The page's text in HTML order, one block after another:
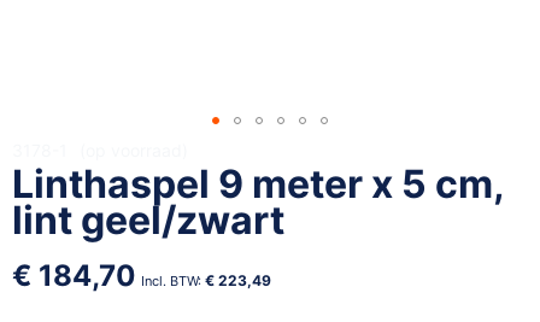
Linthaspel 9 meter x 5 cm,
lint geel/zwart
€ 184,70 € 223,49
naar
het
begin
de